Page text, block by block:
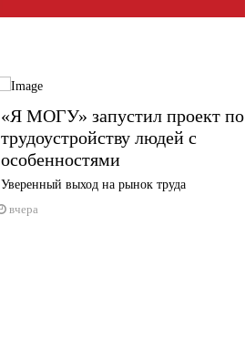
«Я МОГУ» запустил проект по
трудоустройству людей с
особенностями
Уверенный выход на рынок труда
вчера